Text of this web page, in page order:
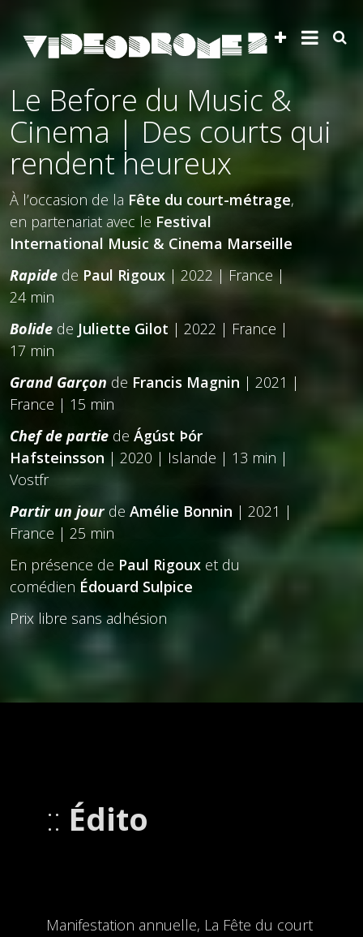
Le Before du Music &
Cinema | Des courts qui
rendent heureux
À l’occasion de la Fête du court-métrage,
en partenariat avec le Festival
International Music & Cinema Marseille
Rapide de Paul Rigoux | 2022 | France |
24 min
Bolide de Juliette Gilot | 2022 | France |
17 min
Grand Garçonde Francis Magnin | 2021 |
France | 15 min
Chef de partie de Ágúst Þór
Hafsteinsson | 2020 | Islande | 13 min |
Vostfr
Partir un jourde Amélie Bonnin | 2021 |
France | 25 min
En présence de Paul Rigoux et du
comédien Édouard Sulpice
Prix libre sans adhésion
Édito
Manifestation annuelle, La Fête du court